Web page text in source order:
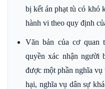
bị kết án phạt tù có khó
hành vi theo quy định
Văn bản của cơ quan
quyền xác nhận người
được một phần nghĩa
hại, nghĩa vụ dân sự